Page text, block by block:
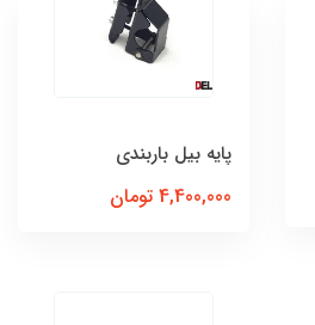
پایه بیل باربندی
4,400,000 تومان